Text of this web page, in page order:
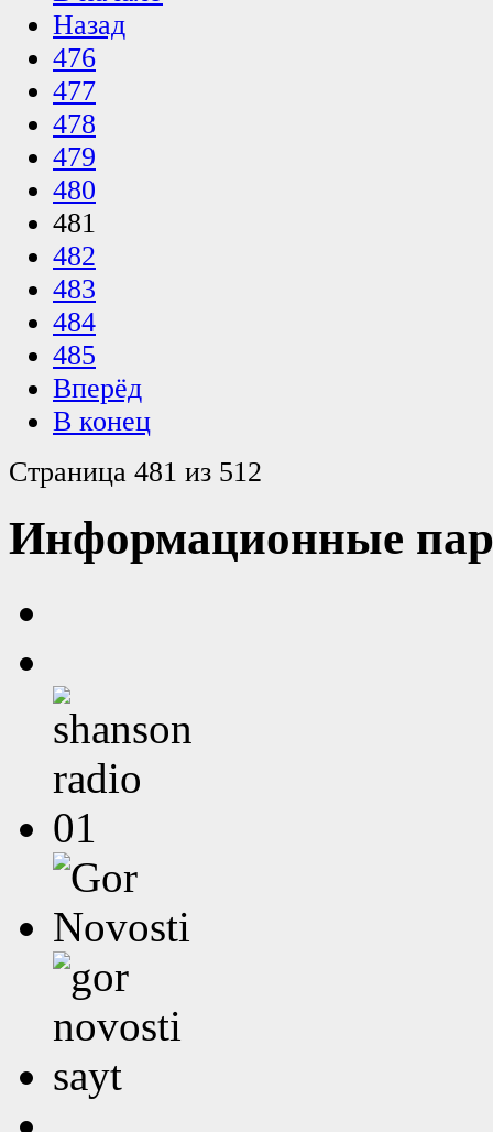
Назад
476
477
478
479
480
481
482
483
484
485
Вперёд
В конец
Страница 481 из 512
Информационные